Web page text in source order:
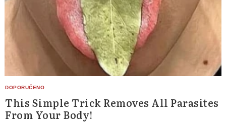
This Simple Trick Removes All Parasites
From Your Body!